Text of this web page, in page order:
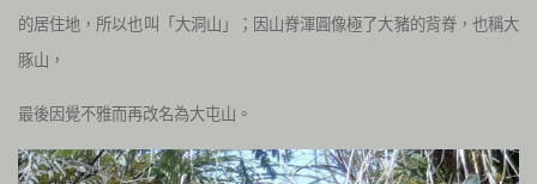
的居住地，所以也叫「大洞山」；因山脊渾圓像極了大豬的背脊，也稱大
豚山，
最後因覺不雅而再改名為大屯山。